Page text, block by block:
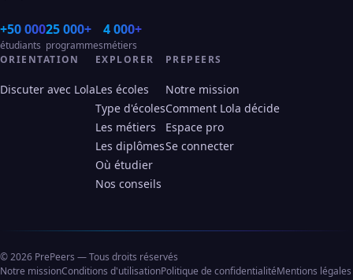
+50 000
étudiants
25 000+
programmes
4 000+
métiers
ORIENTATION
Discuter avec Lola
EXPLORER
Les écoles
Type d'écoles
Les métiers
Les diplômes
Où étudier
Nos conseils
PREPEERS
Notre mission
Comment Lola décide
Espace pro
Se connecter
© 2026 PrePeers — Tous droits réservés
Notre missionConditions d'utilisationPolitique de confidentialitéMentions légales